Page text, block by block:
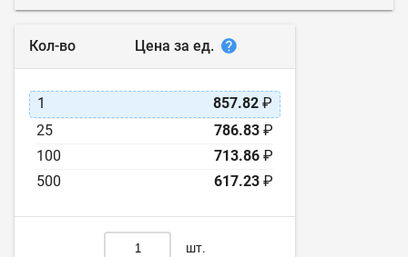
Кол-во Цена за ед.
1 857.82 ₽
25
786.83 ₽
100
713.86 ₽
500
617.23 ₽
шт.